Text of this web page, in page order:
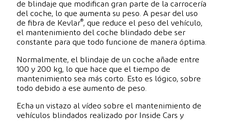
de blindaje que modifican gran parte de la carrocería
del coche, lo que aumenta su peso. A pesar del uso
de fibra de Kevlar®, que reduce el peso del vehículo,
el mantenimiento del coche blindado debe ser
constante para que todo funcione de manera óptima.
Normalmente, el blindaje de un coche añade entre
100 y 200 kg, lo que hace que el tiempo de
mantenimiento sea más corto. Esto es lógico, sobre
todo debido a ese aumento de peso.
Echa un vistazo al vídeo sobre el mantenimiento de
vehículos blindados realizado por Inside Cars y